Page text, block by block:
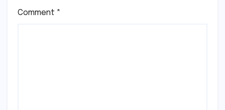
Comment *